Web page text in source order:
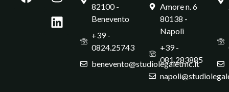
82100 -
Benevento
+39 -
0824.25743
benevento@studiolegaletmc.it
Amore n. 6
80138 -
Napoli
+39 -
081.283885